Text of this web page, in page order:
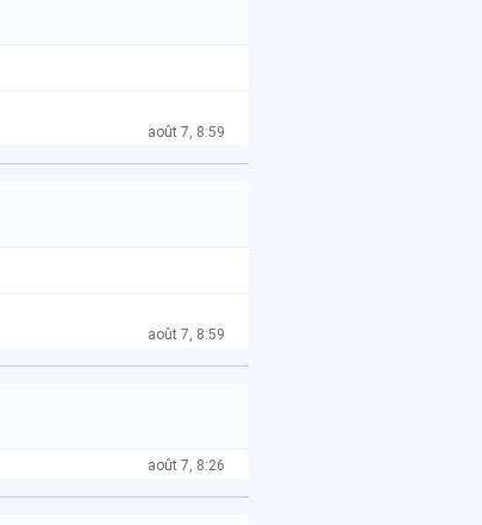
août 7, 8:59
août 7, 8:59
août 7, 8:26